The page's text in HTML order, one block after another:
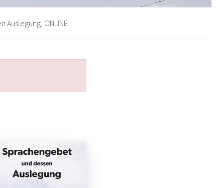
Auslegung, ONLINE